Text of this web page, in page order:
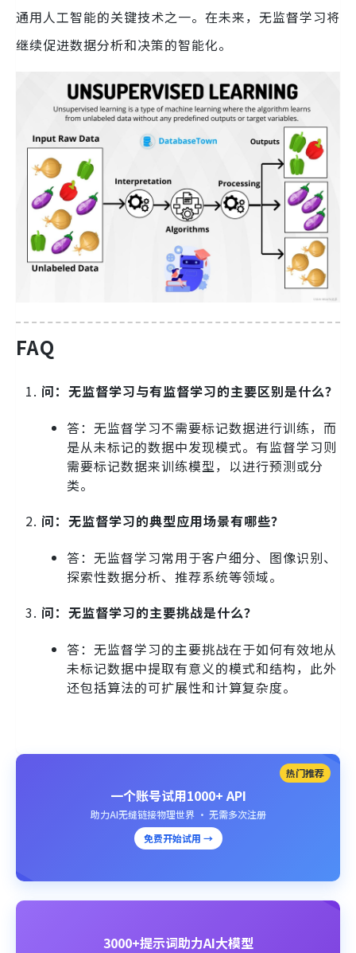
通用人工智能的关键技术之一。在未来，无监督学习将
继续促进数据分析和决策的智能化。
FAQ
问：无监督学习与有监督学习的主要区别是什么？
答：无监督学习不需要标记数据进行训练，而
是从未标记的数据中发现模式。有监督学习则
需要标记数据来训练模型，以进行预测或分
类。
问：无监督学习的典型应用场景有哪些？
答：无监督学习常用于客户细分、图像识别、
探索性数据分析、推荐系统等领域。
问：无监督学习的主要挑战是什么？
答：无监督学习的主要挑战在于如何有效地从
未标记数据中提取有意义的模式和结构，此外
还包括算法的可扩展性和计算复杂度。
热门推荐
一个账号试用1000+ API
助力AI无缝链接物理世界 · 无需多次注册
免费开始试用 →
3000+提示词助力AI大模型